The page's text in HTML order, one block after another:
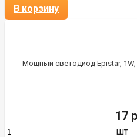
В корзину
Мощный светодиод Epistar, 1W,
17
шт